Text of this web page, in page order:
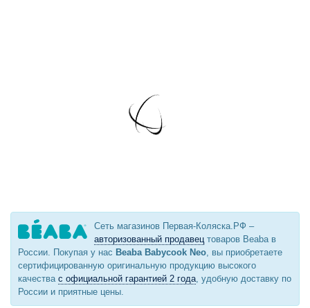
Сеть магазинов Первая-Коляска.РФ –
авторизованный продавец товаров Beaba в
России. Покупая у нас Beaba Babycook Neo , вы приобретаете
сертифицированную оригинальную продукцию высокого
качества с официальной гарантией 2 года , удобную доставку по
России и приятные цены.